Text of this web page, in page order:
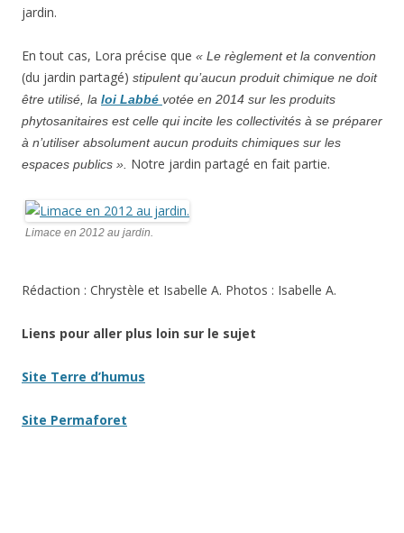
jardin.
En tout cas, Lora précise que « Le règlement et la convention
(du jardin partagé) stipulent qu’aucun produit chimique ne doit
être utilisé, la loi Labbé votée en 2014 sur les produits
phytosanitaires est celle qui incite les collectivités à se préparer
à n’utiliser absolument aucun produits chimiques sur les
espaces publics ». Notre jardin partagé en fait partie.
Limace en 2012 au jardin.
Rédaction : Chrystèle et Isabelle A. Photos : Isabelle A.
Liens pour aller plus loin sur le sujet
Site Terre d’humus
Site Permaforet